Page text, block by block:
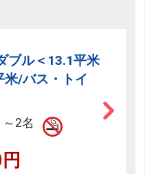
ブル＜13.1平米
/バス・トイ
～2名